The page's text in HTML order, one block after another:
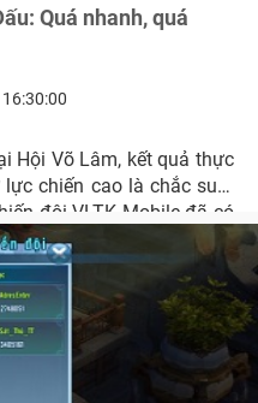
Quá nhanh, quá
Hội Võ Lâm, kết quả thực
chiến cao là chắc suất
đội VLTK Mobile đã có
thuật của chính mình.